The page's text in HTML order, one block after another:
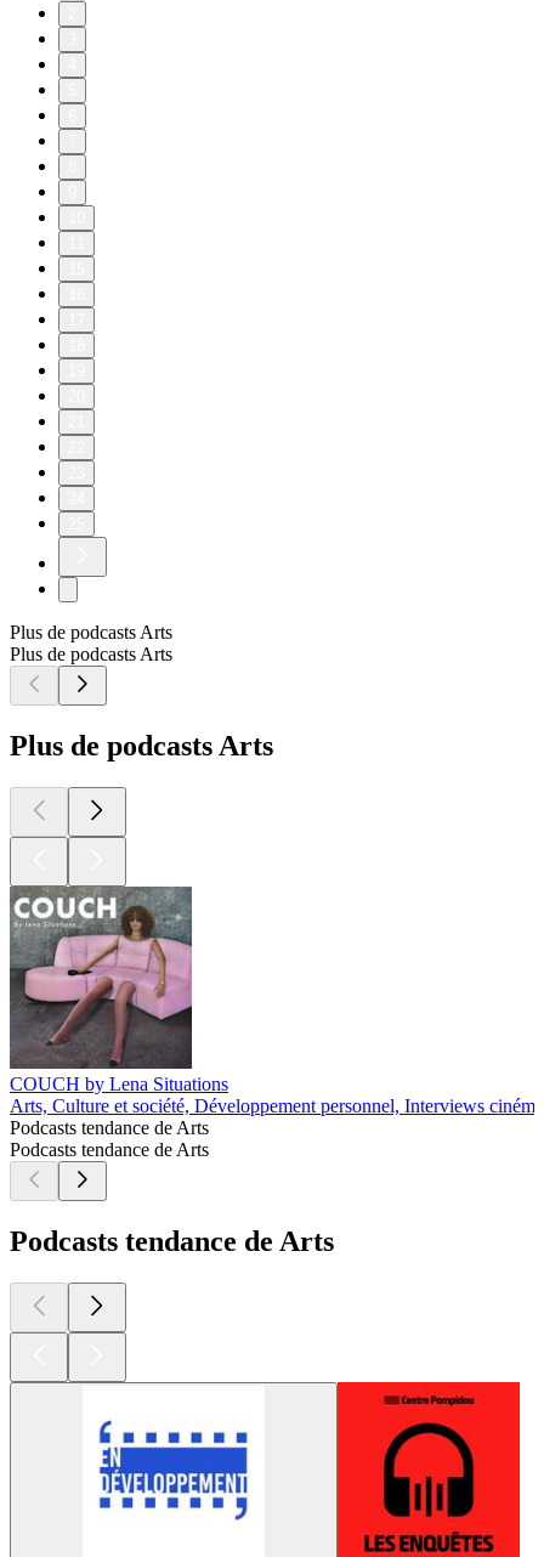
Plus de podcasts Arts
Plus de podcasts Arts
Plus de podcasts Arts
COUCH by Lena Situations
Arts, Culture et société, Développement personnel, Interviews
Podcasts tendance de Arts
Podcasts tendance de Arts
Podcasts tendance de Arts